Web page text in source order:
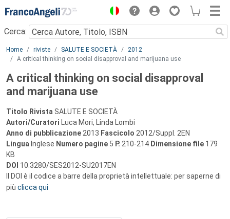
Menu
Cerca:
Main content
Home riviste SALUTE E SOCIETÀ
2012
A critical thinking on social disapproval and marijuana use
A critical thinking on social disapproval
and marijuana use
Titolo Rivista SALUTE E SOCIETÀ
Autori/Curatori Luca Mori, Linda Lombi
Anno di pubblicazione 2013 Fascicolo 2012/Suppl. 2EN
Lingua Inglese Numero pagine 5 P. 210-214 Dimensione file 179
KB
DOI 10.3280/SES2012-SU2017EN
Il DOI è il codice a barre della proprietà intellettuale: per saperne di
più clicca qui